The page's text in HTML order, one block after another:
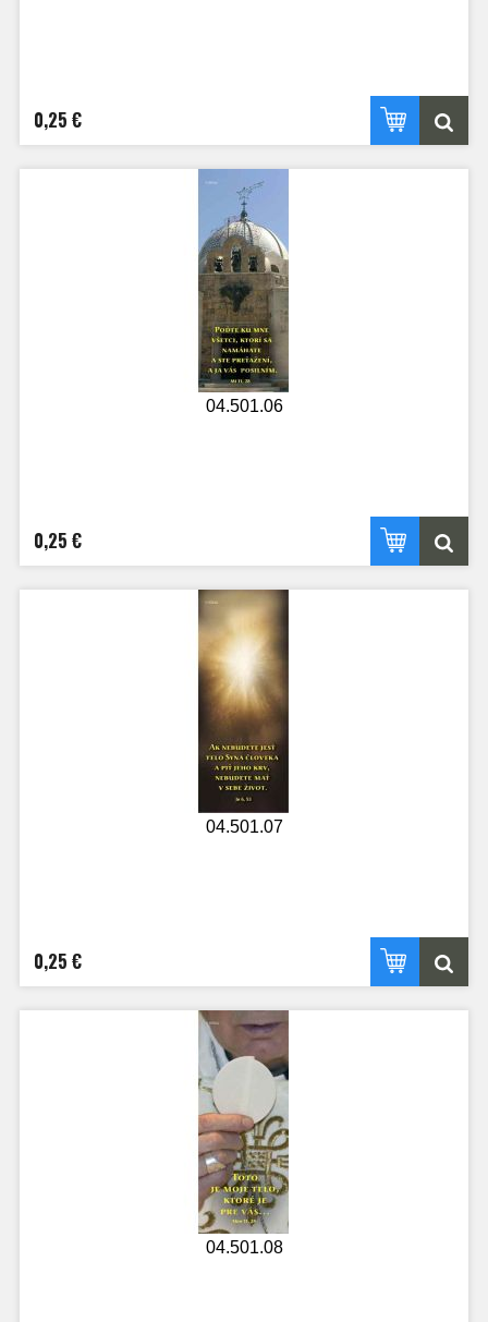
0,25 €
04.501.06
0,25 €
04.501.07
0,25 €
04.501.08